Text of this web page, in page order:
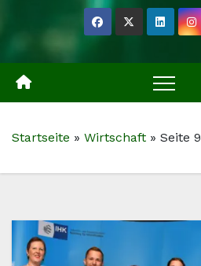
Startseite » Wirtschaft » Seite 9